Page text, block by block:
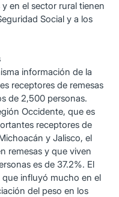
en el sector rural tienen
Social y a los
información de la
receptores de remesas
de 2,500 personas.
Occidente, que es
receptores de
y Jalisco, el
remesas y que viven
es de 37.2%. El
influyó mucho en el
del peso en los